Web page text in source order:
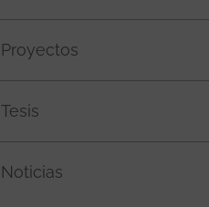
Proyectos
Tesis
Noticias